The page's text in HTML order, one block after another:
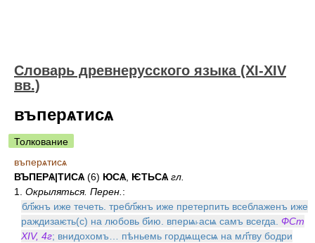
Словарь древнерусского языка (XI-XIV
вв.)
въперѧтисѧ
Толкование
въперѧтисѧ
ВЪПЕРѦ|ТИСѦ (6) ЮСѦ ѤТЬСѦ гл.
1. Окрыляться. Перен. :
бл҃жнъ иже течеть. требл҃жнъ иже претерпить всеблаженъ иже
раждизаѥть(с) на любовь б҃ию. вперѩ˫асѩ самъ всегда. ФСт
XIV, 4г; внидохомъ… пѣньемь гордѩщесѩ на мл҃тву бодри